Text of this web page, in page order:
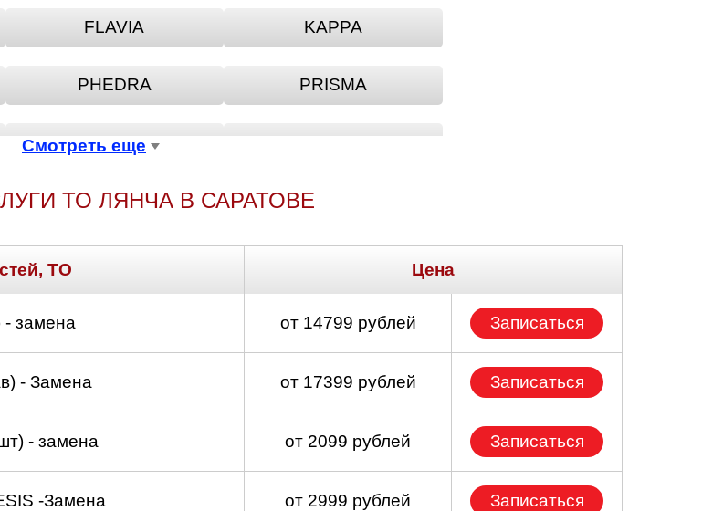
FLAVIA KAPPA
PHEDRA PRISMA
VOYAGER Y
ZETA
Смотреть еще
ТО ЛЯНЧА В САРАТОВЕ
ТО Цена
- замена от 14799 рублей Записаться
- Замена от 17399 рублей Записаться
- замена от 2099 рублей Записаться
-Замена от 2999 рублей Записаться